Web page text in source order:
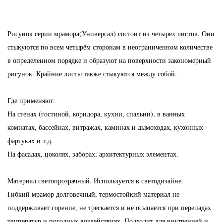
Рисунок серии мрамора(Универсал) состоит из четырех листов. Они
стыкуются по всем четырём сторонам в неограниченном количестве
в определенном порядке и образуют на поверхности закономерный
рисунок. Крайние листы также стыкуются между собой.
Где применяют:
На стенах (гостиной, коридора, кухни, спальни), в ванных
комнатах, бассейнах, витражах, каминах и дымоходах, кухонных
фартуках и т.д.
На фасадах, цоколях, заборах, архитектурных элементах.
Материал светопрозрачный. Используется в светодизайне.
Гибкий мрамор долговечный, термостойкий материал не
поддерживает горение, не трескается и не осыпается при перепадах